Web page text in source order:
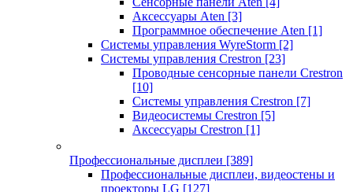
Аксессуары Aten [3]
Программное обеспечение Aten [1]
Системы управления WyreStorm [2]
Системы управления Crestron [23]
Проводные сенсорные панели Crestron
[10]
Системы управления Crestron [7]
Видеосистемы Crestron [5]
Аксессуары Crestron [1]
Профессиональные дисплеи [389]
Профессиональные дисплеи, видеостены и
проекторы LG [127]